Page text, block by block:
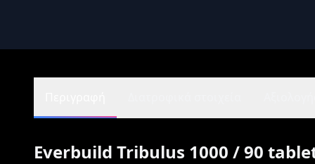
Everbuild Tribulus 1000 / 90